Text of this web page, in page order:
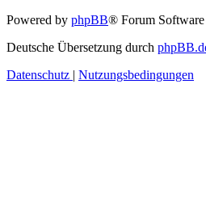
Powered by phpBB® Forum
Deutsche Übersetzung durch
Datenschutz | Nutzungsbedingungen